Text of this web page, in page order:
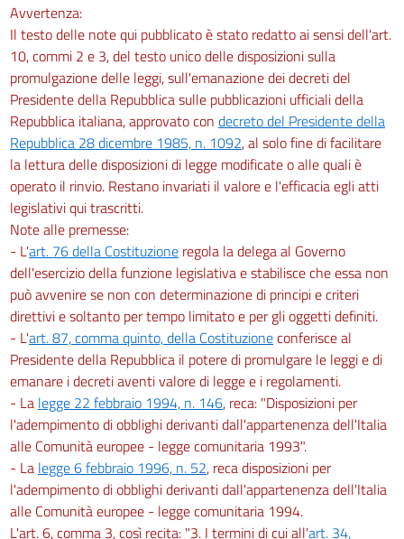
Avvertenza:
Il testo delle note qui pubblicato è stato redatto ai sensi dell'art.
10, commi 2 e 3, del testo unico delle disposizioni sulla
promulgazione delle leggi, sull'emanazione dei decreti del
Presidente della Repubblica sulle pubblicazioni ufficiali della
Repubblica italiana, approvato con decreto del Presidente della
Repubblica 28 dicembre 1985, n. 1092, al solo fine di facilitare
la lettura delle disposizioni di legge modificate o alle quali è
operato il rinvio. Restano invariati il valore e l'efficacia egli atti
legislativi qui trascritti.
Note alle premesse:
- L'art. 76 della Costituzione regola la delega al Governo
dell'esercizio della funzione legislativa e stabilisce che essa non
può avvenire se non con determinazione di principi e criteri
direttivi e soltanto per tempo limitato e per gli oggetti definiti.
- L'art. 87, comma quinto, della Costituzioneconferisce al
Presidente della Repubblica il potere di promulgare le leggi e di
emanare i decreti aventi valore di legge e i regolamenti.
- La legge 22 febbraio 1994, n. 146, reca: "Disposizioni per
l'adempimento di obblighi derivanti dall'appartenenza dell'Italia
alle Comunità europee - legge comunitaria 1993".
- La legge 6 febbraio 1996, n. 52, reca disposizioni per
l'adempimento di obblighi derivanti dall'appartenenza dell'Italia
alle Comunità europee - legge comunitaria 1994.
L'art. 6, comma 3, così recita: "3. I termini di cui all'art. 34,